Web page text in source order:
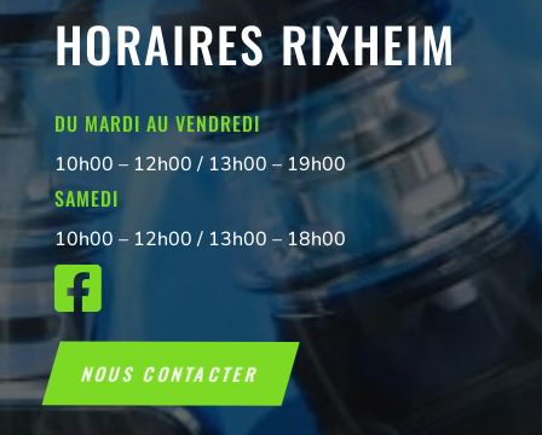
HORAIRES RIXHEIM
DU MARDI AU VENDREDI
10h00 – 12h00 / 13h00 – 19h00
SAMEDI
10h00 – 12h00 / 13h00 – 18h00

NOUS CONTACTER